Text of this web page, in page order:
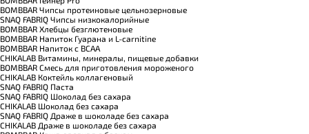
BOMBBAR Чипсы протеиновые цельнозерновые
SNAQ FABRIQ Чипсы низкокалорийные
BOMBBAR Хлебцы безглютеновые
BOMBBAR Напиток Гуарана и L-carnitine
BOMBBAR Напиток с BCAA
CHIKALAB Витамины, минералы, пищевые добавки
BOMBBAR Смесь для приготовления мороженого
CHIKALAB Коктейль коллагеновый
SNAQ FABRIQ Паста
SNAQ FABRIQ Шоколад без сахара
CHIKALAB Шоколад без сахара
SNAQ FABRIQ Драже в шоколаде без сахара
CHIKALAB Драже в шоколаде без сахара